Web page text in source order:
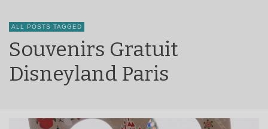
ALL POSTS TAGGED
Souvenirs Gratuit
Disneyland Paris